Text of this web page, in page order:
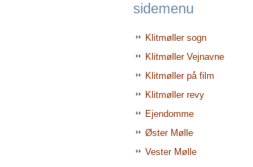
sidemenu
Klitmøller sogn
Klitmøller Vejnavne
Klitmøller på film
Klitmøller revy
Ejendomme
Øster Mølle
Vester Mølle